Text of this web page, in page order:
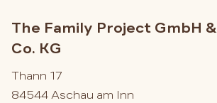
The Family Project GmbH &
Co. KG
Thann 17
84544 Aschau am Inn